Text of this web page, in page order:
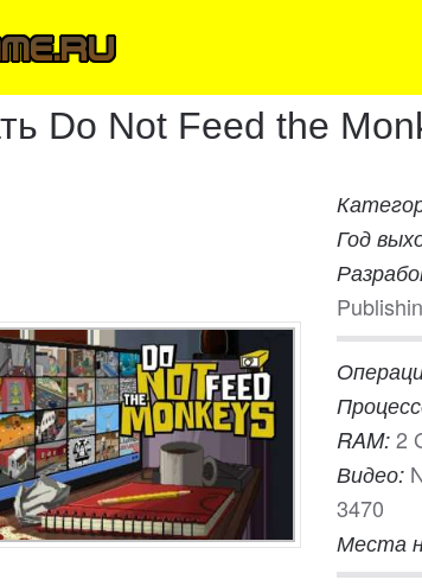
Do Not Feed the
Год
RAM: 2
Видео:
3470
Места